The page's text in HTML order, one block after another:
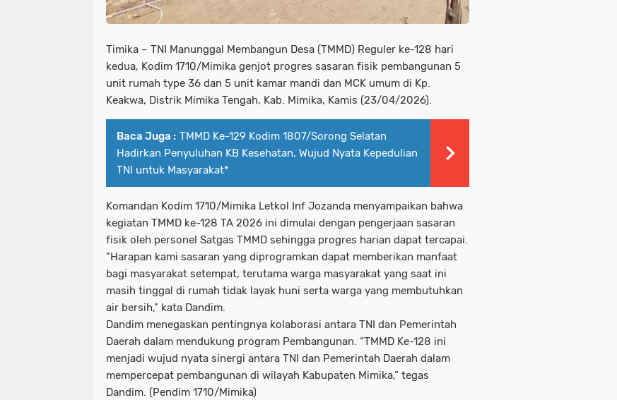
Timika – TNI Manunggal Membangun Desa (TMMD) Reguler ke-128 hari
kedua, Kodim 1710/Mimika genjot progres sasaran fisik pembangunan 5
unit rumah type 36 dan 5 unit kamar mandi dan MCK umum di Kp.
Keakwa, Distrik Mimika Tengah, Kab. Mimika, Kamis (23/04/2026).
Baca Juga : TMMD Ke-129 Kodim 1807/Sorong Selatan
Hadirkan Penyuluhan KB Kesehatan, Wujud Nyata Kepedulian
TNI untuk Masyarakat*
Komandan Kodim 1710/Mimika Letkol Inf Jozanda menyampaikan bahwa
kegiatan TMMD ke-128 TA 2026 ini dimulai dengan pengerjaan sasaran
fisik oleh personel Satgas TMMD sehingga progres harian dapat tercapai.
"Harapan kami sasaran yang diprogramkan dapat memberikan manfaat
bagi masyarakat setempat, terutama warga masyarakat yang saat ini
masih tinggal di rumah tidak layak huni serta warga yang membutuhkan
air bersih," kata Dandim.
Dandim menegaskan pentingnya kolaborasi antara TNI dan Pemerintah
Daerah dalam mendukung program Pembangunan. “TMMD Ke-128 ini
menjadi wujud nyata sinergi antara TNI dan Pemerintah Daerah dalam
mempercepat pembangunan di wilayah Kabupaten Mimika,” tegas
Dandim. (Pendim 1710/Mimika)